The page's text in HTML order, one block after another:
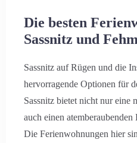
Die besten
Sassnitz und
Sassnitz auf Rügen und die
hervorragende Optionen für
Sassnitz bietet nicht nur eine
auch einen
Die Ferienwohnungen hier